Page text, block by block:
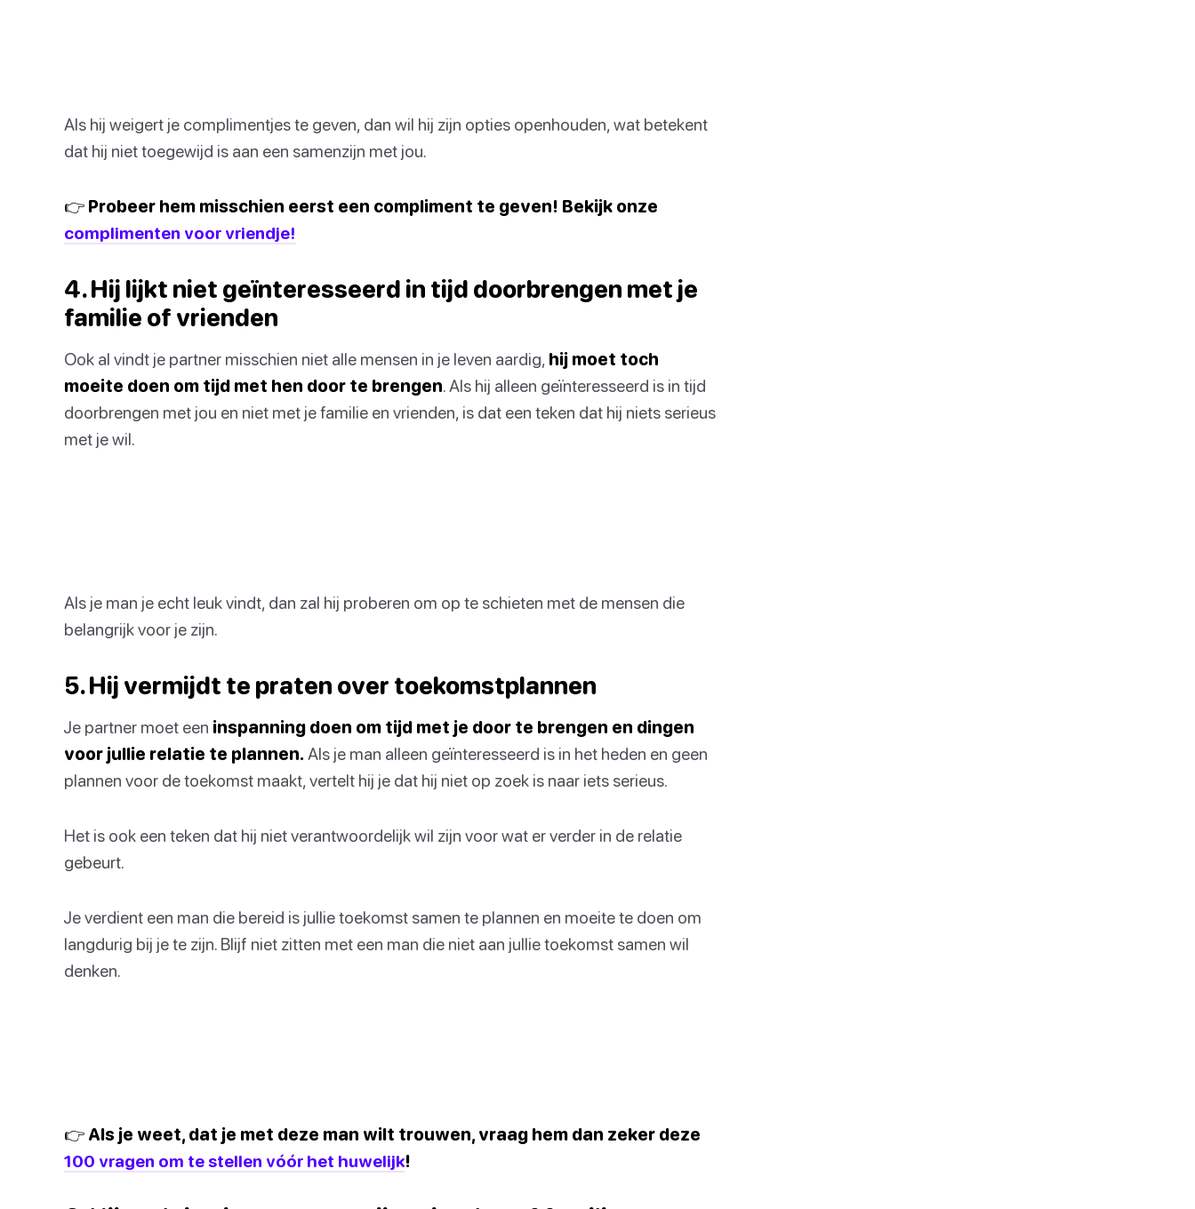
Als hij weigert je complimentjes te geven, dan wil hij zijn opties openhouden, wat betekent
dat hij niet toegewijd is aan een samenzijn met jou.
👉 Probeer hem misschien eerst een compliment te geven! Bekijk onze
complimenten voor vriendje!
4. Hij lijkt niet geïnteresseerd in tijd doorbrengen met je
familie of vrienden
Ook al vindt je partner misschien niet alle mensen in je leven aardig, hij moet toch
moeite doen om tijd met hen door te brengen. Als hij alleen geïnteresseerd is in tijd
doorbrengen met jou en niet met je familie en vrienden, is dat een teken dat hij niets serieus
met je wil.
Als je man je echt leuk vindt, dan zal hij proberen om op te schieten met de mensen die
belangrijk voor je zijn.
5. Hij vermijdt te praten over toekomstplannen
Je partner moet een inspanning doen om tijd met je door te brengen en dingen
voor jullie relatie te plannen. Als je man alleen geïnteresseerd is in het heden en geen
plannen voor de toekomst maakt, vertelt hij je dat hij niet op zoek is naar iets serieus.
Het is ook een teken dat hij niet verantwoordelijk wil zijn voor wat er verder in de relatie
gebeurt.
Je verdient een man die bereid is jullie toekomst samen te plannen en moeite te doen om
langdurig bij je te zijn. Blijf niet zitten met een man die niet aan jullie toekomst samen wil
denken.
👉 Als je weet, dat je met deze man wilt trouwen, vraag hem dan zeker deze
100 vragen om te stellen vóór het huwelijk!